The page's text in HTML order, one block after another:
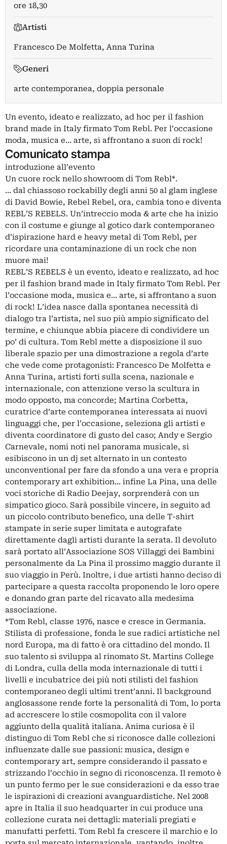
ore 18,30
Artisti
Francesco De Molfetta, Anna Turina
Generi
arte contemporanea, doppia personale
Un evento, ideato e realizzato, ad hoc per il fashion
brand made in Italy firmato Tom Rebl. Per l’occasione
moda, musica e… arte, si affrontano a suon di rock!
Comunicato stampa
introduzione all’evento
Un cuore rock nello showroom di Tom Rebl*.
… dal chiassoso rockabilly degli anni 50 al glam inglese
di David Bowie, Rebel Rebel, ora, cambia tono e diventa
REBL’S REBELS. Un’intreccio moda & arte che ha inizio
con il costume e giunge al gotico dark contemporaneo
d’ispirazione hard e heavy metal di Tom Rebl, per
ricordare una contaminazione di un rock che non
muore mai!
REBL’S REBELS è un evento, ideato e realizzato, ad hoc
per il fashion brand made in Italy firmato Tom Rebl. Per
l’occasione moda, musica e… arte, si affrontano a suon
di rock! L’idea nasce dalla spontanea necessità di
dialogo tra l’artista, nel suo più ampio significato del
termine, e chiunque abbia piacere di condividere un
po’ di cultura. Tom Rebl mette a disposizione il suo
liberale spazio per una dimostrazione a regola d’arte
che vede come protagonisti: Francesco De Molfetta e
Anna Turina, artisti forti sulla scena, nazionale e
internazionale, con attenzione verso la scultura in
modo opposto, ma concorde; Martina Corbetta,
curatrice d’arte contemporanea interessata ai nuovi
linguaggi che, per l’occasione, seleziona gli artisti e
diventa coordinatore di gusto del caso; Andy e Sergio
Carnevale, nomi noti nel panorama musicale, si
esibiscono in un dj set alternato in un contesto
unconventional per fare da sfondo a una vera e propria
contemporary art exhibition… infine La Pina, una delle
voci storiche di Radio Deejay, sorprenderà con un
simpatico gioco. Sarà possibile vincere, in seguito ad
un piccolo contributo benefico, una delle T-shirt
stampate in serie super limitata e autografate
direttamente dagli artisti durante la serata. Il devoluto
sarà portato all’Associazione SOS Villaggi dei Bambini
personalmente da La Pina il prossimo maggio durante il
suo viaggio in Perù. Inoltre, i due artisti hanno deciso di
partecipare a questa raccolta proponendo le loro opere
e donando gran parte del ricavato alla medesima
associazione.
*Tom Rebl, classe 1976, nasce e cresce in Germania.
Stilista di professione, fonda le sue radici artistiche nel
nord Europa, ma di fatto è ora cittadino del mondo. Il
suo talento si sviluppa al rinomato St. Martins College
di Londra, culla della moda internazionale di tutti i
livelli e incubatrice dei più noti stilisti del fashion
contemporaneo degli ultimi trent’anni. Il background
anglosassone rende forte la personalità di Tom, lo porta
ad accrescere lo stile cosmopolita con il valore
aggiunto della qualità italiana. Anima curiosa è il
distinguo di Tom Rebl che si riconosce dalle collezioni
influenzate dalle sue passioni: musica, design e
contemporary art, sempre considerando il passato e
strizzando l’occhio in segno di riconoscenza. Il remoto è
un punto fermo per le sue considerazioni e da esso trae
le ispirazioni di creazioni avanguardistiche. Nel 2008
apre in Italia il suo headquarter in cui produce una
collezione curata nei dettagli: materiali pregiati e
manufatti perfetti. Tom Rebl fa crescere il marchio e lo